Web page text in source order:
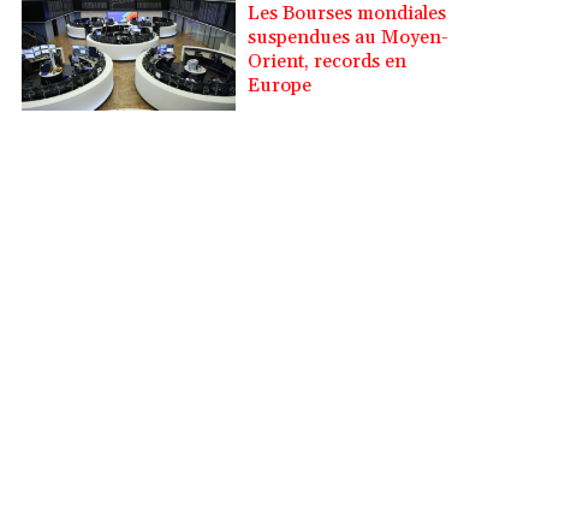
Les Bourses mondiales
suspendues au Moyen-
Orient, records en
Europe